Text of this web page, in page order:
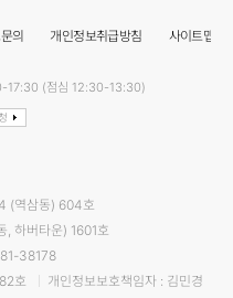
의 개인정보취급방침 사이트맵
17:30 (점심 12:30-13:30)
(역삼동) 604호
, 하버타운) 1601호
38178
호
개인정보보호책임자 : 김민경